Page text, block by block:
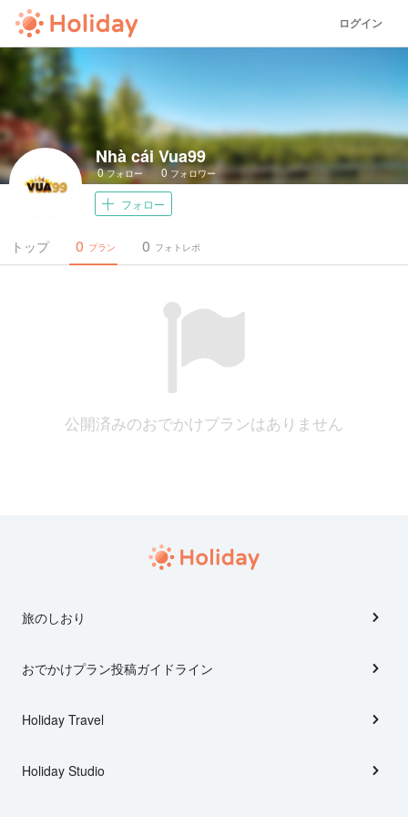
ログイン
Nhà cái Vua99
0フォロー 0 フォロワー
フォロー
トップ プラン
0 フォトレポ
0
公開済みのおでかけプランはありません
旅のしおり
おでかけプラン投稿ガイドライン
Holiday Travel
Holiday Studio